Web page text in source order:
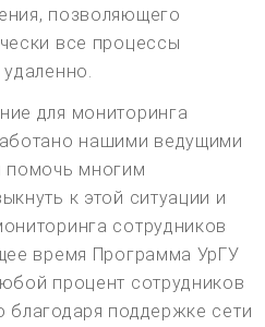
позволяющего
все процессы
для мониторинга
нашими ведущими
помочь многим
к этой ситуации и
сотрудников
время Программа УрГУ
процент сотрудников
благодаря поддержке сети